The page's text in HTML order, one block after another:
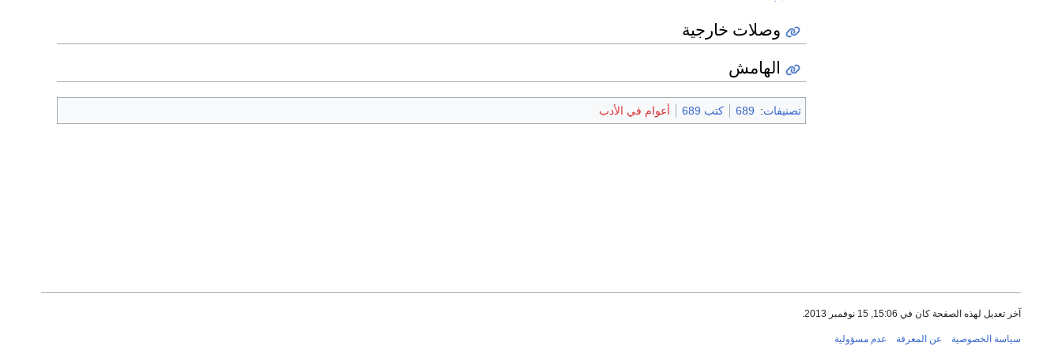
وصلات خارجية
الهامش
تصنيفات:
689 كتب 689 أعوام في الأدب
آخر تعديل لهذه الصفحة كان في 15:06, 15 نوفمبر 2013.
سياسة الخصوصية عن المعرفة عدم مسؤولية